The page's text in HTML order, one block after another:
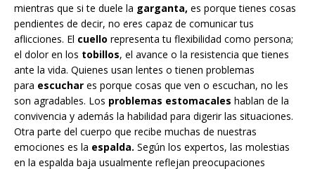
mientras que si te duele la garganta, es porque tienes cosas
pendientes de decir, no eres capaz de comunicar tus
aflicciones. El cuello representa tu flexibilidad como persona;
el dolor en los tobillos, el avance o la resistencia que tienes
ante la vida. Quienes usan lentes o tienen problemas
para escuchar es porque cosas que ven o escuchan, no les
son agradables. Los problemas estomacales hablan de la
convivencia y además la habilidad para digerir las situaciones.
Otra parte del cuerpo que recibe muchas de nuestras
emociones es la espalda. Según los expertos, las molestias
en la espalda baja usualmente reflejan preocupaciones